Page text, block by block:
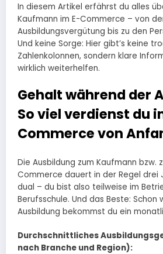
In diesem Artikel erfährst du alles
Kaufmann im E-Commerce – von
Ausbildungsvergütung bis zu den
Und keine Sorge: Hier gibt’s keine
Zahlenkolonnen, sondern klare
wirklich weiterhelfen.
Gehalt während der
So viel verdienst du
Commerce von
Die Ausbildung zum Kaufmann bzw.
Commerce dauert in der Regel drei
dual – du bist also teilweise im
Berufsschule. Und das Beste: Schon
Ausbildung bekommst du ein
Durchschnittliches
nach Branche und Region):